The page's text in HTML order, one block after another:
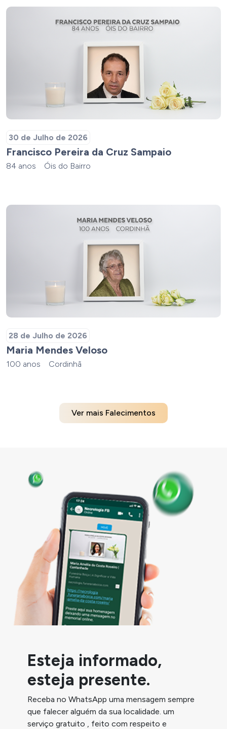
30 de Julho de 2026
Francisco Pereira da Cruz Sampaio
84 anos Óis do Bairro
28 de Julho de 2026
Maria Mendes Veloso
100 anos Cordinhã
Ver mais Falecimentos
Esteja informado,
esteja presente.
Receba no WhatsApp uma mensagem sempre
que falecer alguém da sua localidade. um
serviço gratuito , feito com respeito e